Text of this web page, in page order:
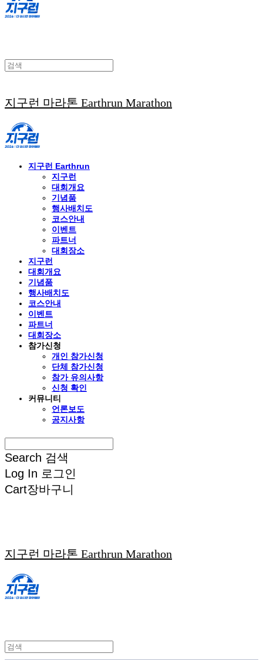
지구런 마라톤 Earthrun Marathon
지구런 Earthrun
지구런
대회개요
기념품
행사배치도
코스안내
이벤트
파트너
대회장소
지구런
대회개요
기념품
행사배치도
코스안내
이벤트
파트너
대회장소
참가신청
개인 참가신청
단체 참가신청
참가 유의사항
신청 확인
커뮤니티
언론보도
공지사항
Search 검색
Log In 로그인
Cart장바구니
지구런 마라톤 Earthrun Marathon